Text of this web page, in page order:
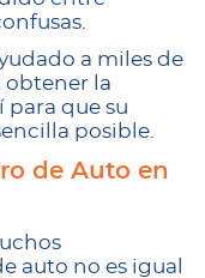
a miles de
obtener la
para que su
posible.
de Auto en
auto no es igual